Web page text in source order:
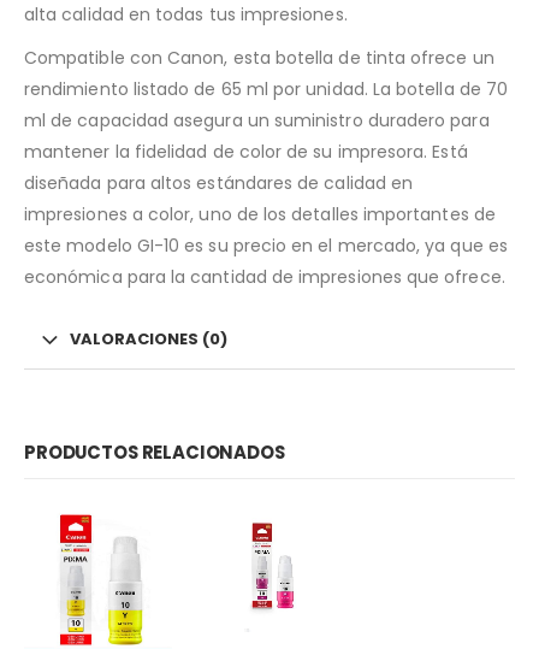
alta calidad en todas tus impresiones.
Compatible con Canon, esta botella de tinta ofrece un
rendimiento listado de 65 ml por unidad. La botella de 70
ml de capacidad asegura un suministro duradero para
mantener la fidelidad de color de su impresora. Está
diseñada para altos estándares de calidad en
impresiones a color, uno de los detalles importantes de
este modelo GI-10 es su precio en el mercado, ya que es
económica para la cantidad de impresiones que ofrece.
VALORACIONES (0)
PRODUCTOS RELACIONADOS